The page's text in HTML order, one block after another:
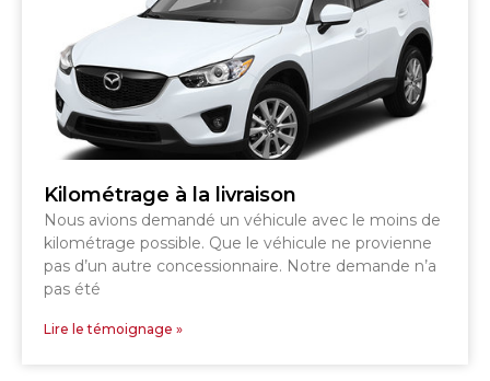
Kilométrage à la livraison
Nous avions demandé un véhicule avec le moins de
kilométrage possible. Que le véhicule ne provienne
pas d’un autre concessionnaire. Notre demande n’a
pas été
Lire le témoignage »